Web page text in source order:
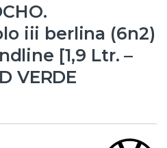
iii berlina (6n2)
[1,9 Ltr. –
VERDE